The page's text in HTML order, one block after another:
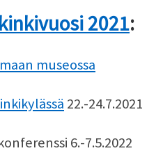
2021:
museossa
22.-24.7.2021
6.-7.5.2022